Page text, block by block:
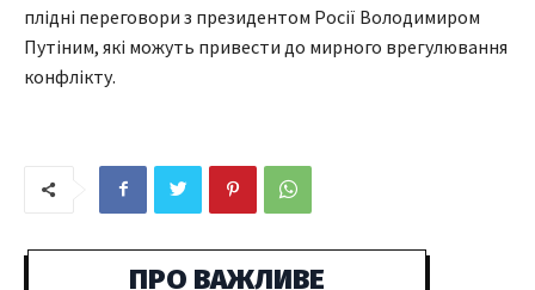
плідні переговори з президентом Росії Володимиром
Путіним, які можуть привести до мирного врегулювання
конфлікту.
ПРО ВАЖЛИВЕ